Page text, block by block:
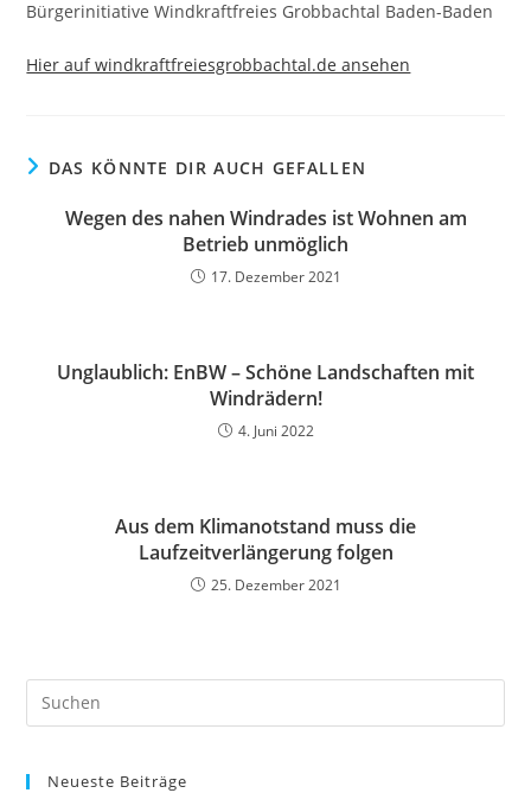
Bürgerinitiative Windkraftfreies Grobbachtal Baden-Baden
Hier auf windkraftfreiesgrobbachtal.de ansehen
DAS KÖNNTE DIR AUCH GEFALLEN
Wegen des nahen Windrades ist Wohnen am
Betrieb unmöglich
17. Dezember 2021
Unglaublich: EnBW – Schöne Landschaften mit
Windrädern!
4. Juni 2022
Aus dem Klimanotstand muss die
Laufzeitverlängerung folgen
25. Dezember 2021
Neueste Beiträge